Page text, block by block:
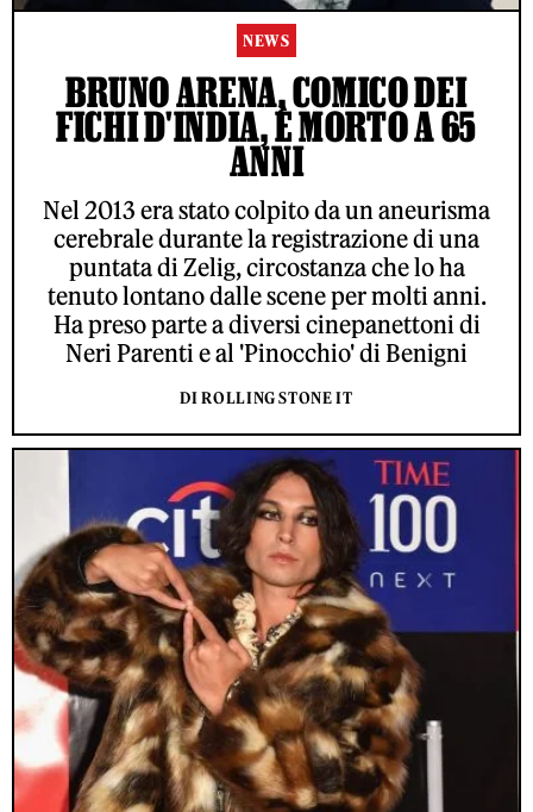
NEWS
BRUNO ARENA, COMICO DEI
FICHI D'INDIA, È MORTO A 65
ANNI
Nel 2013 era stato colpito da un aneurisma
cerebrale durante la registrazione di una
puntata di Zelig, circostanza che lo ha
tenuto lontano dalle scene per molti anni.
Ha preso parte a diversi cinepanettoni di
Neri Parenti e al 'Pinocchio' di Benigni
DI ROLLING STONE IT